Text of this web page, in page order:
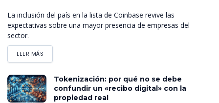
La inclusión del país en la lista de Coinbase revive las
expectativas sobre una mayor presencia de empresas del
sector.
LEER MÁS
Tokenización: por qué no se debe
confundir un «recibo digital» con la
propiedad real